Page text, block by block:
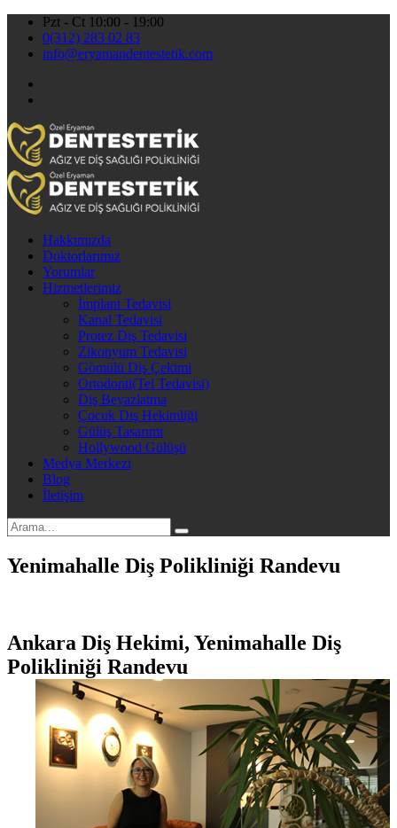
Pzt - Ct 10:00 - 19:00
0(312) 283 02 83
info@eryamandentestetik.com
Hakkımızda
Doktorlarımız
Yorumlar
Hizmetlerimiz
İmplant Tedavisi
Kanal Tedavisi
Protez Diş Tedavisi
Zikonyum Tedavisi
Gömülü Diş Çekimi
Ortodonti(Tel Tedavisi)
Diş Beyazlatma
Çocuk Diş Hekimliği
Gülüş Tasarımı
Hollywood Gülüşü
Medya Merkezi
Blog
İletişim
Yenimahalle Diş Polikliniği Randevu
Ankara Diş Hekimi, Yenimahalle Diş
Polikliniği Randevu